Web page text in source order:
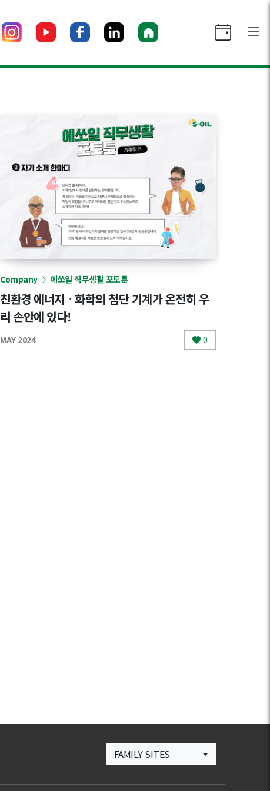
Company 에쏘일 직무생활 포토툰
친환경 에너지ᆞ화학의 첨단 기계가 온전히 우
리 손안에 있다!
MAY 2024 0
FAMILY SITES